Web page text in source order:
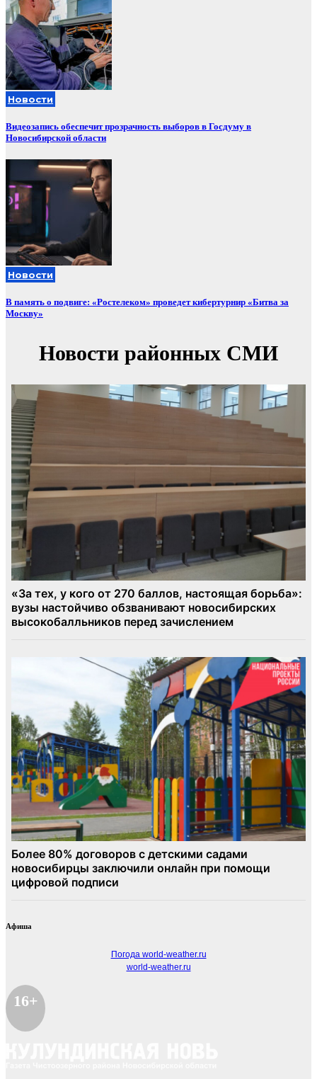
Новости
Видеозапись обеспечит прозрачность выборов в Госдуму в
Новосибирской области
Новости
В память о подвиге: «Ростелеком» проведет кибертурнир «Битва за
Москву»
Афиша
Погода world-weather.ru
world-weather.ru
16+